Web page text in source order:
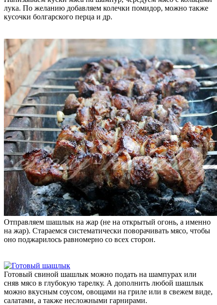
лука. По желанию добавляем колечки помидор, можно также
кусочки болгарского перца и др.
Отправляем шашлык на жар (не на открытый огонь, а именно
на жар). Стараемся систематически поворачивать мясо, чтобы
оно поджарилось равномерно со всех сторон.
Готовый свиной шашлык можно подать на шампурах или
сняв мясо в глубокую тарелку. А дополнить любой шашлык
можно вкусным соусом, овощами на гриле или в свежем виде,
салатами, а также несложными гарнирами.